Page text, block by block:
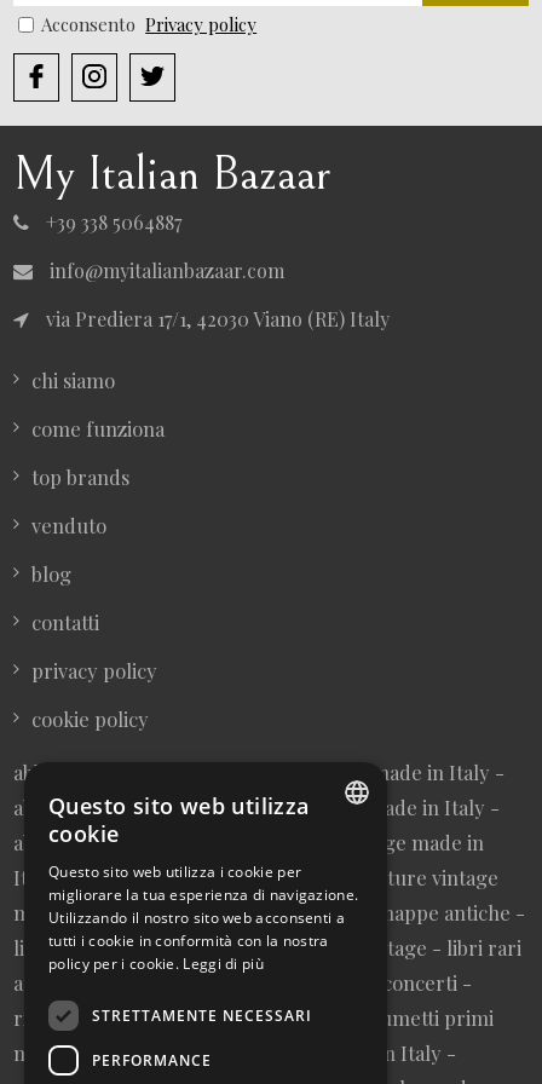
Acconsento Privacy policy
My Italian Bazaar
+39 338 5064887
info@myitalianbazaar.com
via Prediera 17/1, 42030 Viano (RE) Italy
chi siamo
come funziona
top brands
venduto
blog
contatti
privacy policy
cookie policy
abbigliamento donna vintage sartoriale made in Italy -
abbigliamento uomo vintage sartoriale made in Italy -
abbigliamento da collezione - borse vintage made in
Italy - cravatte vintage made in Italy - cinture vintage
made in Italy - collezionismo cartaceo - mappe antiche -
litografie e stampe antiche - cartoline vintage - libri rari
autografati fuori catalogo - memorabilia concerti -
riviste primi numeri annate complete - fumetti primi
numeri annate complete - design made in Italy -
ENGLISH
Questo sito web utilizza
cookie
Questo sito web utilizza i cookie per
migliorare la tua esperienza di navigazione.
Utilizzando il nostro sito web acconsenti a
tutti i cookie in conformità con la nostra
policy per i cookie. Leggi di più
STRETTAMENTE NECESSARI
PERFORMANCE